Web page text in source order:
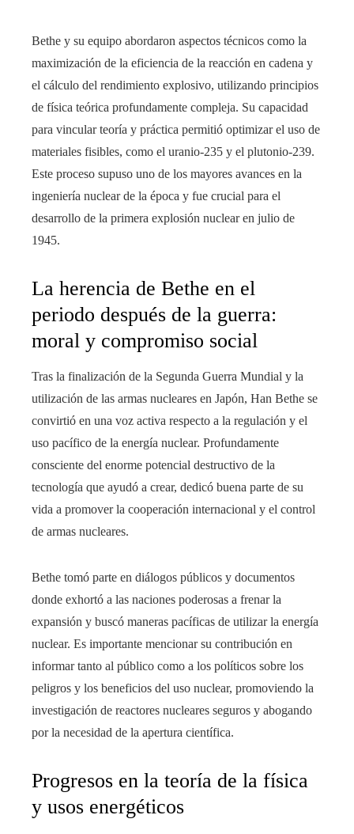
Bethe y su equipo abordaron aspectos técnicos como la
maximización de la eficiencia de la reacción en cadena y
el cálculo del rendimiento explosivo, utilizando principios
de física teórica profundamente compleja. Su capacidad
para vincular teoría y práctica permitió optimizar el uso de
materiales fisibles, como el uranio-235 y el plutonio-239.
Este proceso supuso uno de los mayores avances en la
ingeniería nuclear de la época y fue crucial para el
desarrollo de la primera explosión nuclear en julio de
1945.
La herencia de Bethe en el
periodo después de la guerra:
moral y compromiso social
Tras la finalización de la Segunda Guerra Mundial y la
utilización de las armas nucleares en Japón, Han Bethe se
convirtió en una voz activa respecto a la regulación y el
uso pacífico de la energía nuclear. Profundamente
consciente del enorme potencial destructivo de la
tecnología que ayudó a crear, dedicó buena parte de su
vida a promover la cooperación internacional y el control
de armas nucleares.
Bethe tomó parte en diálogos públicos y documentos
donde exhortó a las naciones poderosas a frenar la
expansión y buscó maneras pacíficas de utilizar la energía
nuclear. Es importante mencionar su contribución en
informar tanto al público como a los políticos sobre los
peligros y los beneficios del uso nuclear, promoviendo la
investigación de reactores nucleares seguros y abogando
por la necesidad de la apertura científica.
Progresos en la teoría de la física
y usos energéticos